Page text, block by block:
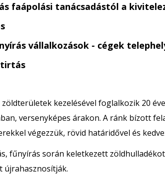
faápolási tanácsadástól a
vállalkozások - cégek
zöldterületek kezelésével foglalkozik 20
versenyképes árakon. A ránk bízott
végezzük, rövid határidővel és
fűnyírás során keletkezett
újrahasznosítják.